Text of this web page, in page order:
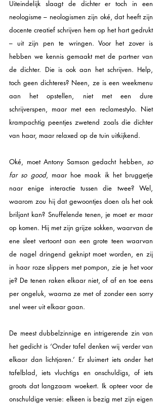
Uiteindelijk slaagt de dichter er toch in een
neologisme – neologismen zijn oké, dat heeft zijn
docente creatief schrijven hem op het hart gedrukt
– uit zijn pen te wringen. Voor het zover is
hebben we kennis gemaakt met de partner van
de dichter. Die is ook aan het schrijven. Help,
toch geen dichteres? Neen, ze is een weekmenu
aan het opstellen, niet met een dure
schrijverspen, maar met een reclamestylo. Niet
krampachtig peentjes zwetend zoals die dichter
van haar, maar relaxed op de tuin uitkijkend.
Oké, moet Antony Samson gedacht hebben, so
far so good, maar hoe maak ik het bruggetje
naar enige interactie tussen die twee? Wel,
waarom zou hij dat gewoontjes doen als het ook
briljant kan? Snuffelende tenen, je moet er maar
op komen. Hij met zijn grijze sokken, waarvan de
ene sleet vertoont aan een grote teen waarvan
de nagel dringend geknipt moet worden, en zij
in haar roze slippers met pompon, zie je het voor
je? De tenen raken elkaar niet, of af en toe eens
per ongeluk, waarna ze met of zonder een sorry
snel weer uit elkaar gaan.
De meest dubbelzinnige en intrigerende zin van
het gedicht is ‘Onder tafel denken wij verder van
elkaar dan lichtjaren.’ Er sluimert iets onder het
tafelblad, iets vluchtigs en onschuldigs, of iets
groots dat langzaam woekert. Ik opteer voor de
onschuldige versie: elkeen is bezig met zijn eigen